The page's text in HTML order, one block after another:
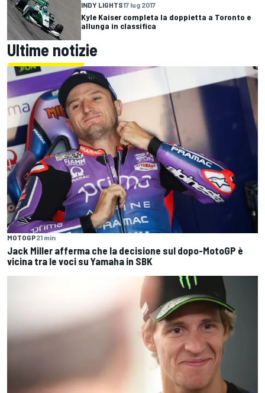
INDY LIGHTS17 lug 2017
Kyle Kaiser completa la doppietta a Toronto e
allunga in classifica
Ultime notizie
MOTOGP21 min
Jack Miller afferma che la decisione sul dopo-MotoGP è
vicina tra le voci su Yamaha in SBK